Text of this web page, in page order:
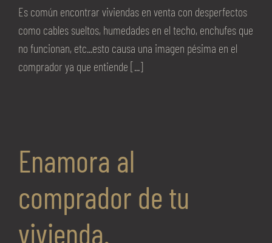
Es común encontrar viviendas en venta con desperfectos
como cables sueltos, humedades en el techo, enchufes que
no funcionan, etc...esto causa una imagen pésima en el
comprador ya que entiende [...]
Enamora al
comprador de tu
vivienda.